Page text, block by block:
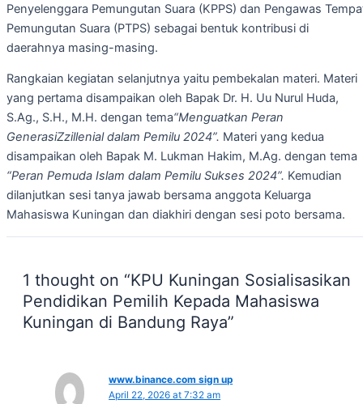
Penyelenggara Pemungutan Suara (KPPS) dan Pengawas
Pemungutan Suara (PTPS) sebagai bentuk kontribusi di
daerahnya masing-masing.
Rangkaian kegiatan selanjutnya yaitu pembekalan materi. Materi
yang pertama disampaikan oleh Bapak Dr. H. Uu Nurul Huda,
S.Ag., S.H., M.H. dengan tema“Menguatkan Peran
GenerasiZzillenial dalam Pemilu 2024”. Materi yang kedua
disampaikan oleh Bapak M. Lukman Hakim, M.Ag. dengan tema
“Peran Pemuda Islam dalam Pemilu Sukses 2024”. Kemudian
dilanjutkan sesi tanya jawab bersama anggota Keluarga
Mahasiswa Kuningan dan diakhiri dengan sesi poto bersama.
1 thought on “KPU Kuningan Sosialisasikan
Pendidikan Pemilih Kepada Mahasiswa
Kuningan di Bandung Raya”
www.binance.com sign up
April 22, 2026 at 7:32 am